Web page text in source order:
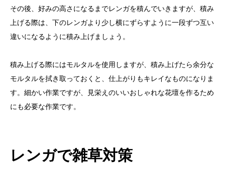
その後、好みの高さになるまでレンガを積んでいきますが、積み
上げる際は、下のレンガより少し横にずらすように一段ずつ互い
違いになるように積み上げましょう。
積み上げる際にはモルタルを使用しますが、積み上げたら余分な
モルタルを拭き取っておくと、仕上がりもキレイなものになりま
す。細かい作業ですが、見栄えのいいおしゃれな花壇を作るため
にも必要な作業です。
レンガで雑草対策